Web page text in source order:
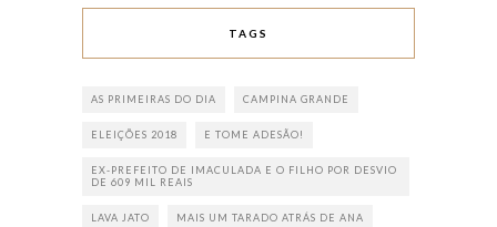
TAGS
AS PRIMEIRAS DO DIA CAMPINA GRANDE
ELEIÇÕES 2018 E TOME ADESÃO!
EX-PREFEITO DE IMACULADA E O FILHO POR DESVIO
DE 609 MIL REAIS
LAVA JATO MAIS UM TARADO ATRÁS DE ANA